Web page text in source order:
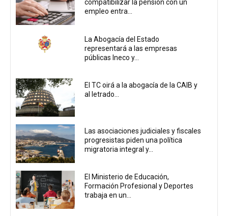
compatibilizar la pensión con un
empleo entra...
La Abogacía del Estado
representará a las empresas
públicas Ineco y...
El TC oirá a la abogacía de la CAIB y
al letrado...
Las asociaciones judiciales y fiscales
progresistas piden una política
migratoria integral y...
El Ministerio de Educación,
Formación Profesional y Deportes
trabaja en un...